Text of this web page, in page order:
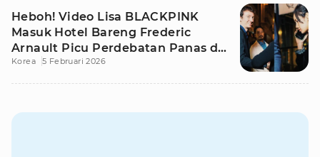
Heboh! Video Lisa BLACKPINK
Masuk Hotel Bareng Frederic
Arnault Picu Perdebatan Panas di
Medsos
Korea 5 Februari 2026